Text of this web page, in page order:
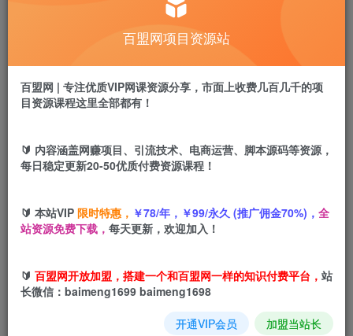
盟币9.9
立即购买
是问题！
我们推出支付宝全程托管式代运营合作。全程帮你
百盟网项目资源站
百盟网 | 专注优质VIP网课资源分享，市面上收费几百几千的项
目资源课程这里全部都有！
🔰 内容涵盖网赚项目、引流技术、电商运营、脚本源码等资源，
每日稳定更新20-50优质付费资源课程！
🔰 本站VIP 限时特惠， ￥78/年，￥99/永久 (推广佣金70%)， 全
站资源免费下载， 每天更新，欢迎加入！
🔰 百盟网开放加盟，搭建一个和百盟网一样的知识付费平台， 站
长微信：baimeng1699 baimeng1698
开通VIP会员 加盟当站长